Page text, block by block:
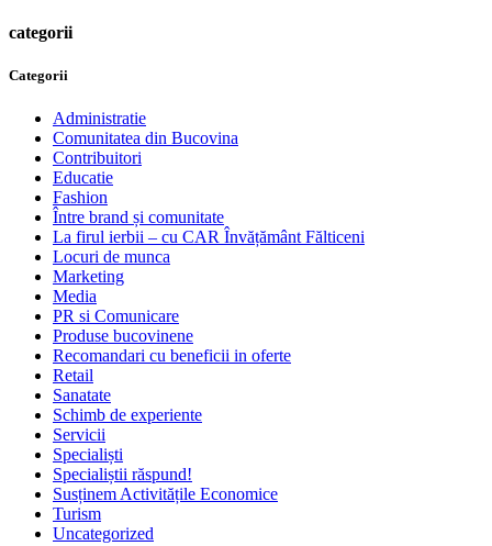
categorii
Categorii
Administratie
Comunitatea din Bucovina
Contribuitori
Educatie
Fashion
Între brand și comunitate
La firul ierbii – cu CAR Învățământ Fălticeni
Locuri de munca
Marketing
Media
PR si Comunicare
Produse bucovinene
Recomandari cu beneficii in oferte
Retail
Sanatate
Schimb de experiente
Servicii
Specialiști
Specialiștii răspund!
Susținem Activitățile Economice
Turism
Uncategorized